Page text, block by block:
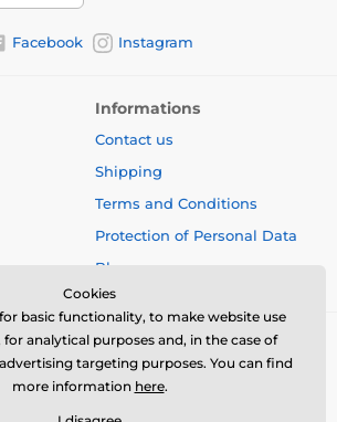
Facebook Instagram
Informations
Contact us
Shipping
Terms and Conditions
Protection of Personal Data
Blog
Cookies
basic functionality, to make website use
analytical purposes and, in the case of
targeting purposes. You can find
more information here.